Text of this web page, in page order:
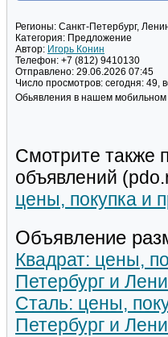
Регионы: Санкт-Петербург,
Категория: Предложение
Автор: Игорь Конин
Телефон: +7 (812) 9410130
Отправлено: 29.06.2026 07:45
Число просмотров: сегодня: 49,
Обьявления в нашем
Смотрите также
объявлений
цены, покупка и
Объявление
Квадрат: цены,
Петербург и
Сталь: цены,
Петербург и